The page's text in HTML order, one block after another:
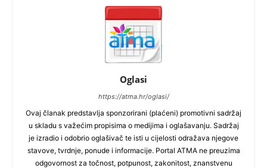
Oglasi
https://atma.hr/oglasi/
Ovaj članak predstavlja sponzorirani (plaćeni) promotivni sadržaj
u skladu s važećim propisima o medijima i oglašavanju. Sadržaj
je izradio i odobrio oglašivač te isti u cijelosti odražava njegove
stavove, tvrdnje, ponude i informacije. Portal ATMA ne preuzima
odgovornost za točnost, potpunost, zakonitost, znanstvenu